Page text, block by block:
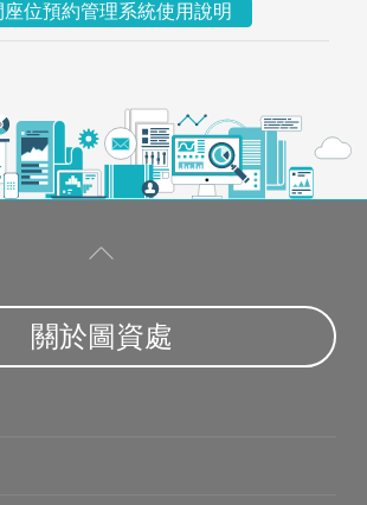
座位預約管理系統使用說明
關於圖資處